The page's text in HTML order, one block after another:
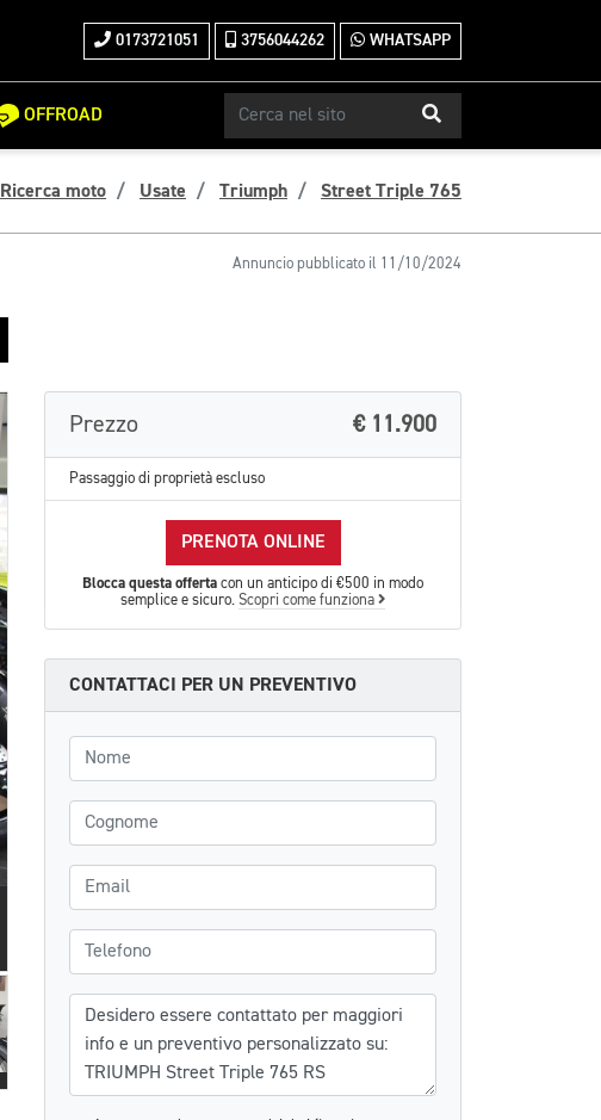
0173721051 3756044262 WHATSAPP
OFFROAD
Ricerca moto Usate Triumph Street Triple 765
Annuncio pubblicato il 11/10/2024
Prezzo € 11.900
Passaggio di proprietà escluso
PRENOTA ONLINE
Blocca questa offerta con un anticipo di €500 in modo
semplice e sicuro. Scopri come funziona
CONTATTACI PER UN PREVENTIVO
Nome
Cognome
Email
Telefono
Messaggio